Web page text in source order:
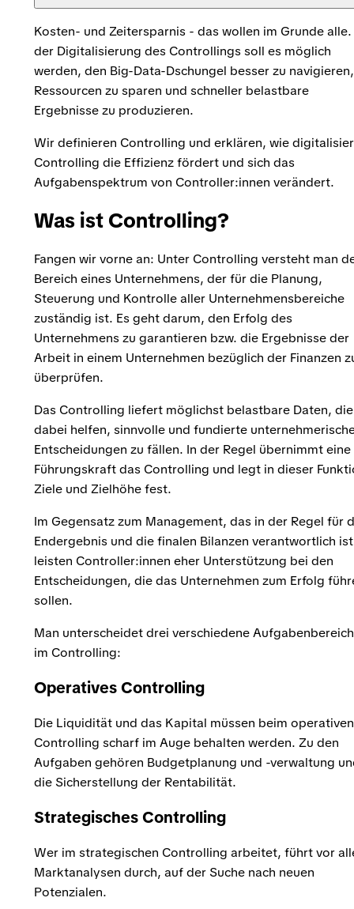
Kosten- und Zeitersparnis - das wollen im Grunde
der Digitalisierung des Controllings soll es möglich
werden, den Big-Data-Dschungel besser zu navigieren,
Ressourcen zu sparen und schneller belastbare
Ergebnisse zu produzieren.
Wir definieren Controlling und erklären, wie
Controlling die Effizienz fördert und sich das
Aufgabenspektrum von Controller:innen verändert.
Was ist Controlling?
Fangen wir vorne an: Unter Controlling versteht man
Bereich eines Unternehmens, der für die Planung,
Steuerung und Kontrolle aller Unternehmensbereiche
zuständig ist. Es geht darum, den Erfolg des
Unternehmens zu garantieren bzw. die Ergebnisse der
Arbeit in einem Unternehmen bezüglich der Finanzen
überprüfen.
Das Controlling liefert möglichst belastbare Daten, die
dabei helfen, sinnvolle und fundierte
Entscheidungen zu fällen. In der Regel übernimmt eine
Führungskraft das Controlling und legt in dieser
Ziele und Zielhöhe fest.
Im Gegensatz zum Management, das in der Regel für
Endergebnis und die finalen Bilanzen verantwortlich
leisten Controller:innen eher Unterstützung bei den
Entscheidungen, die das Unternehmen zum Erfolg
sollen.
Man unterscheidet drei verschiedene
im Controlling:
Operatives Controlling
Die Liquidität und das Kapital müssen beim operativen
Controlling scharf im Auge behalten werden. Zu den
Aufgaben gehören Budgetplanung und -verwaltung
die Sicherstellung der Rentabilität.
Strategisches Controlling
Wer im strategischen Controlling arbeitet, führt vor
Marktanalysen durch, auf der Suche nach neuen
Potenzialen.